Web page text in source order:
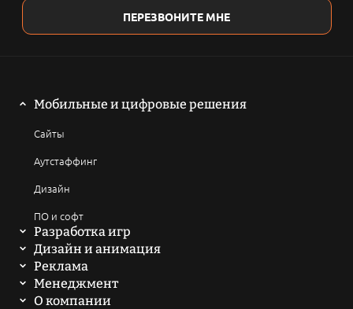
ПЕРЕЗВОНИТЕ МНЕ
Мобильные и цифровые решения
Сайты
Аутстаффинг
Дизайн
ПО и софт
Разработка игр
Мобильные игры
Компьютерные игры
Браузерные и онлайн игры
Дизайн и анимация
2D анимация
3D анимация
Реклама
SEO продвижение сайтов
Менеджмент
Написать техническое задание
О компании